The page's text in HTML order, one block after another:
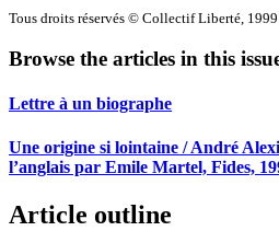
Tous droits réservés © Collectif Liberté, 1999
Browse the articles in this
Lettre à un biographe
Une origine si lointaine / André
l’anglais par Emile Martel, Fides,
Article outline